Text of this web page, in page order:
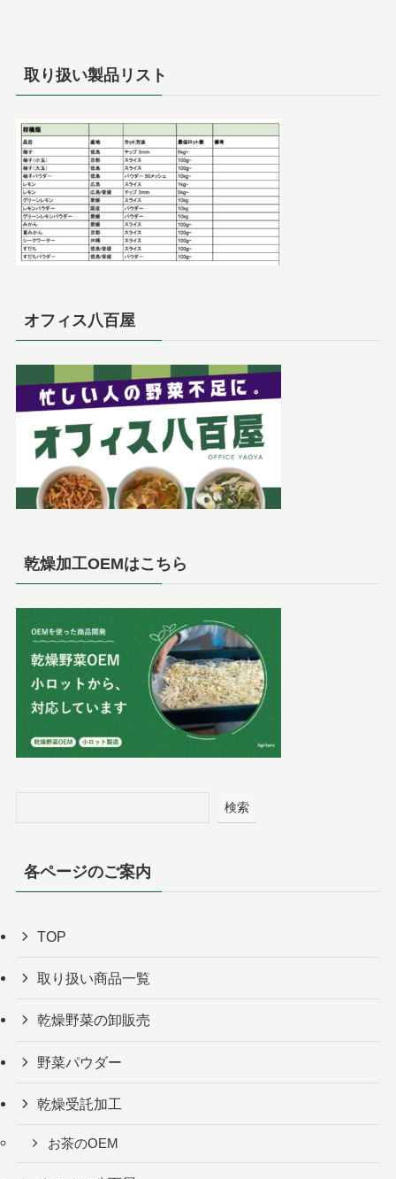
取り扱い製品リスト
オフィス八百屋
乾燥加工OEMはこちら
検索
各ページのご案内
TOP
取り扱い商品一覧
乾燥野菜の卸販売
野菜パウダー
乾燥受託加工
お茶のOEM